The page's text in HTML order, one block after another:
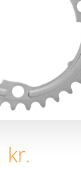
kr.